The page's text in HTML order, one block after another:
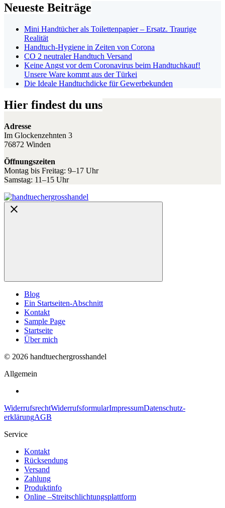
Neueste Beiträge
Mini Handtücher als Toilettenpapier – Ersatz. Traurige
Realität
Handtuch-Hygiene in Zeiten von Corona
CO 2 neutraler Handtuch Versand
Keine Angst vor dem Coronavirus beim Handtuchkauf!
Unsere Ware kommt aus der Türkei
Die Ideale Handtuchdicke für Gewerbekunden
Hier findest du uns
Adresse
Im Glockenzehnten 3
76872 Winden
Öffnungszeiten
Montag bis Freitag: 9–17 Uhr
Samstag: 11–15 Uhr
Blog
Ein Startseiten-Abschnitt
Kontakt
Sample Page
Startseite
Über mich
© 2026 handtuechergrosshandel
Allgemein
Widerrufs­rechtWiderrufs­formularImpressumDaten­schutz­
erklärungAGB
Service
Kontakt
Rücksendung
Versand
Zahlung
Produktinfo
Online –Streitschlichtungsplattform